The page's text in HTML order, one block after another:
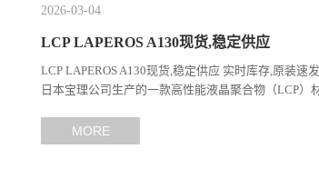
2026-03-04
LCP LAPEROS A130现货,稳定供应
LCP LAPEROS A130现货,稳定供应 实时库存,原装速
日本宝理公司生产的一款高性能液晶聚合物（LCP）
MORE